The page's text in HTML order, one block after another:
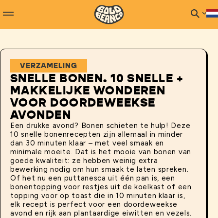
VERZAMELING
SNELLE BONEN. 10 SNELLE +
MAKKELIJKE WONDEREN
VOOR DOORDEWEEKSE
AVONDEN
Een drukke avond? Bonen schieten te hulp! Deze
10 snelle bonenrecepten zijn allemaal in minder
dan 30 minuten klaar – met veel smaak en
minimale moeite. Dat is het mooie van bonen van
goede kwaliteit: ze hebben weinig extra
bewerking nodig om hun smaak te laten spreken.
Of het nu een puttanesca uit één pan is, een
bonentopping voor restjes uit de koelkast of een
topping voor op toast die in 10 minuten klaar is,
elk recept is perfect voor een doordeweekse
avond en rijk aan plantaardige eiwitten en vezels.